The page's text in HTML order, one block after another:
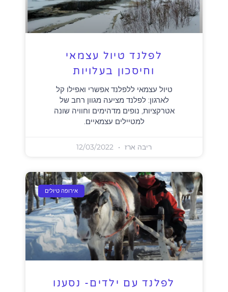
לפלנד טיול עצמאי
וחיסכון בעלויות
טיול עצמאי ללפלנד אפשרי ואפילו קל
לארגון: לפלנד מציעה מגוון רחב של
אטרקציות, נופים מדהימים וחוויה שונה
למטיילים עצמאיים.
ריבה ארז
אירופה טיולים
לפלנד עם ילדים- נסענו